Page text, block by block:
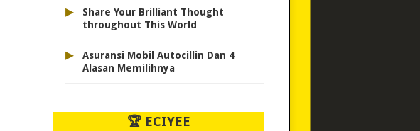
▸
Share Your Brilliant Thought
throughout This World
▸
Asuransi Mobil Autocillin Dan 4
Alasan Memilihnya
🏆 ECIYEE